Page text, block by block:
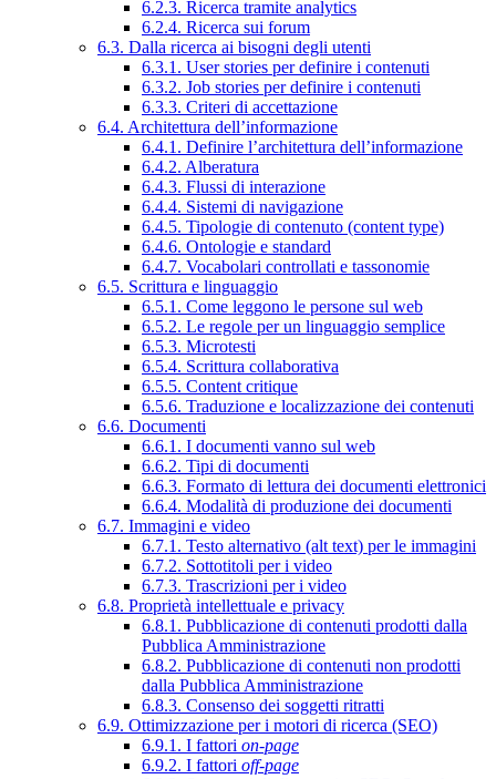
6.2.3. Ricerca tramite analytics
6.2.4. Ricerca sui forum
6.3. Dalla ricerca ai bisogni degli utenti
6.3.1. User stories per definire i contenuti
6.3.2. Job stories per definire i contenuti
6.3.3. Criteri di accettazione
6.4. Architettura dell’informazione
6.4.1. Definire l’architettura dell’informazione
6.4.2. Alberatura
6.4.3. Flussi di interazione
6.4.4. Sistemi di navigazione
6.4.5. Tipologie di contenuto (content type)
6.4.6. Ontologie e standard
6.4.7. Vocabolari controllati e tassonomie
6.5. Scrittura e linguaggio
6.5.1. Come leggono le persone sul web
6.5.2. Le regole per un linguaggio semplice
6.5.3. Microtesti
6.5.4. Scrittura collaborativa
6.5.5. Content critique
6.5.6. Traduzione e localizzazione dei contenuti
6.6. Documenti
6.6.1. I documenti vanno sul web
6.6.2. Tipi di documenti
6.6.3. Formato di lettura dei documenti elettronici
6.6.4. Modalità di produzione dei documenti
6.7. Immagini e video
6.7.1. Testo alternativo (alt text) per le immagini
6.7.2. Sottotitoli per i video
6.7.3. Trascrizioni per i video
6.8. Proprietà intellettuale e privacy
6.8.1. Pubblicazione di contenuti prodotti dalla
Pubblica Amministrazione
6.8.2. Pubblicazione di contenuti non prodotti
dalla Pubblica Amministrazione
6.8.3. Consenso dei soggetti ritratti
6.9. Ottimizzazione per i motori di ricerca (SEO)
6.9.1. I fattori on-page
6.9.2. I fattori off-page